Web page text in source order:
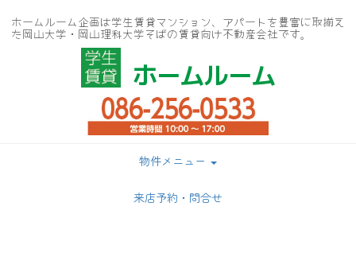
ホームルーム企画は学生賃貸マンション、アパートを豊富に取揃え
た岡山大学・岡山理科大学そばの賃貸向け不動産会社です。
ホームルーム
物件メニュー
来店予約・問合せ